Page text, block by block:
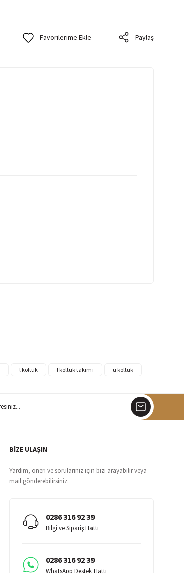
Paylaş
l koltuk l koltuk takımı
u koltuk
BİZE ULAŞIN
Yardım, öneri ve sorularınız için bizi arayabilir veya
mail gönderebilirsiniz.
0286 316 92 39
Bilgi ve Sipariş Hattı
0286 316 92 39
WhatsApp Destek Hattı